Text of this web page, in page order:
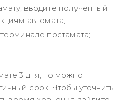
вводите полученный
автомата;
постамата;
3 дня, но можно
срок. Чтобы уточнить